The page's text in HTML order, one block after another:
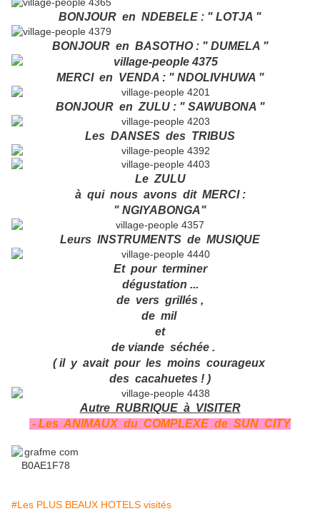
BONJOUR en NDEBELE : " LOTJA "
BONJOUR en BASOTHO : " DUMELA "
MERCI en VENDA : " NDOLIVHUWA "
BONJOUR en ZULU : " SAWUBONA "
Les DANSES des TRIBUS
Le ZULU
à qui nous avons dit MERCI :
" NGIYABONGA"
Leurs INSTRUMENTS de MUSIQUE
Et pour terminer
dégustation ...
de vers grillés ,
de mil
et
de viande séchée .
( il y avait pour les moins courageux
des cacahuetes ! )
Autre RUBRIQUE à VISITER
- Les ANIMAUX du COMPLEXE de SUN CITY
#Les PLUS BEAUX HOTELS visités